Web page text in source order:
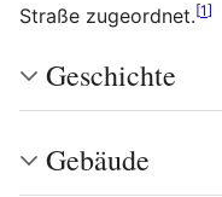
Straße zugeordnet.[1]
Geschichte
Gebäude